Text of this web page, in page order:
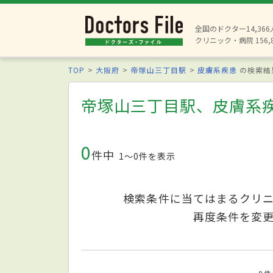
全国のドクター14,366
クリニック・病院
TOP 大阪府 帝塚山三丁目駅 皮膚系疾患 の検索
帝塚山三丁目駅、皮膚系
0件中 1〜0件を表示
検索条件に当てはまるクリ
再度条件を変